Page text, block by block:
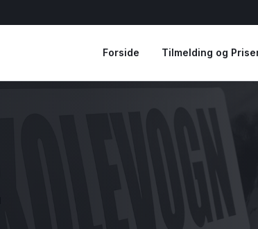
Forside Tilmelding og